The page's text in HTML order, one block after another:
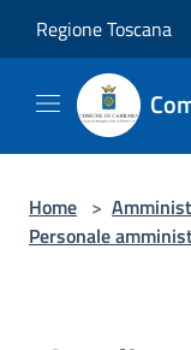
Regione Toscana
Home >
Personale